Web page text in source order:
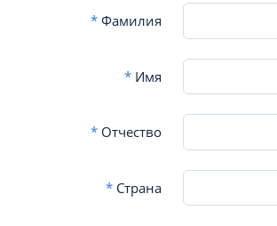
*Фамилия
*Имя
*Отчество
*Страна